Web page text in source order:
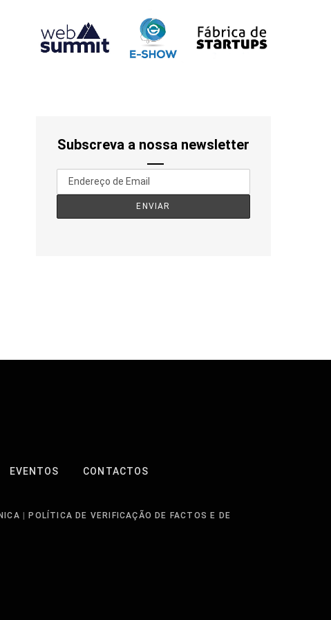
Subscreva a nossa newsletter
EVENTOS CONTACTOS
POLÍTICA DE VERIFICAÇÃO DE FACTOS E DE